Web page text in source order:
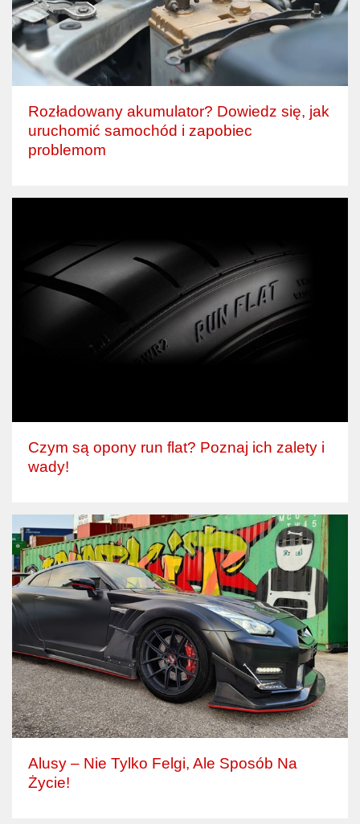
Rozładowany akumulator? Dowiedz się, jak
uruchomić samochód i zapobiec
problemom
Czym są opony run flat? Poznaj ich zalety i
wady!
Alusy – Nie Tylko Felgi, Ale Sposób Na
Życie!